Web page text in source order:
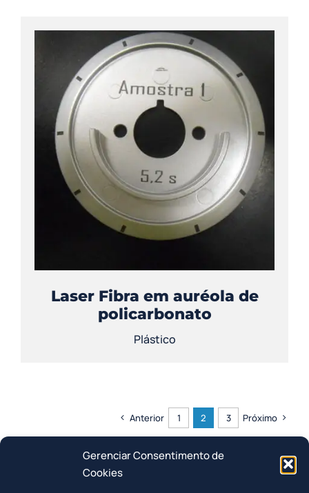
Gerenciar Consentimento de
Cookies
Laser Fibra em auréola de
policarbonato
Plástico
Anterior 1 2 3 Próximo